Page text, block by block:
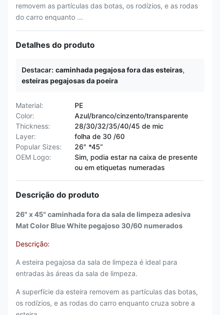
removem as partículas das botas, os rodízios, e as rodas
do carro enquanto ...
Detalhes do produto
Destacar: caminhada pegajosa fora das esteiras,
esteiras pegajosas da poeira
Material:
PE
Color:
Azul/branco/cinzento/transparente
Thickness:
28/30/32/35/40/45 de mic
Layer:
folha de 30 /60
Popular Sizes:
26" *45”
OEM Logo:
Sim, podia estar na caixa de presente
ou em etiquetas numeradas
Descrição do produto
26" x 45" caminhada fora da sala de limpeza adesiva
Mat Color Blue White pegajoso 30/60 numerados
Descrição:
A esteira pegajosa da sala de limpeza é ideal para
entradas às áreas da sala de limpeza.
A superfície da esteira removem as partículas das botas,
os rodízios, e as rodas do carro enquanto cruza sobre a